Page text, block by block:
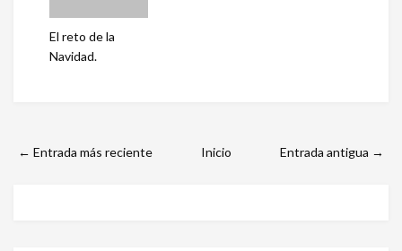
El reto de la
Navidad.
← Entrada más reciente Entrada antigua →
Inicio